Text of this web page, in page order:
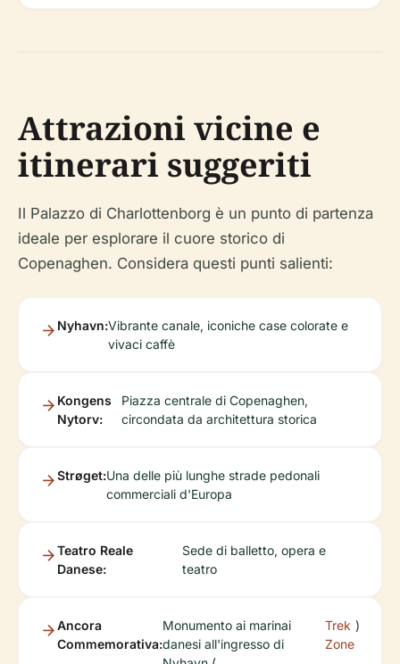
Attrazioni vicine e
itinerari suggeriti
Il Palazzo di Charlottenborg è un punto di partenza
ideale per esplorare il cuore storico di
Copenaghen. Considera questi punti salienti:
Nyhavn:Vibrante canale, iconiche case colorate e
vivaci caffè
Kongens
Nytorv:
Piazza centrale di Copenaghen,
circondata da architettura storica
Strøget:Una delle più lunghe strade pedonali
commerciali d'Europa
Teatro Reale
Danese:
Sede di balletto, opera e
teatro
Ancora
Commemorativa:
Monumento ai marinai
danesi all'ingresso di
Trek
Zone
)